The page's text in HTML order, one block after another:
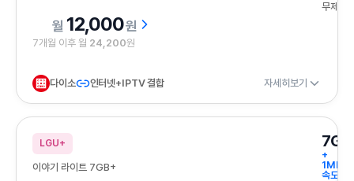
무제한
12,000원
7개월 이후 월 24,200원
다이소 인터넷+IPTV 결합 자세히보기
LGU+
이야기 라이트 7GB+
7GB
+
1Mbps
속도